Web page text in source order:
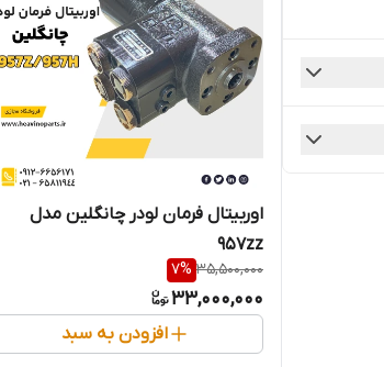
اوربیتال فرمان لودر چانگلین مدل
957zz
35,500,000
7%
33,000,000
افزودن به سبد